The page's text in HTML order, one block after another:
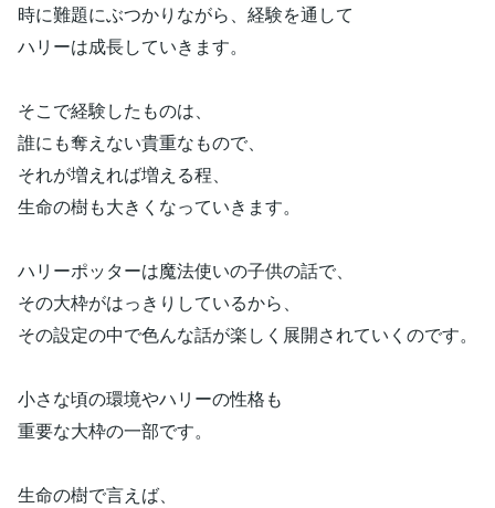
時に難題にぶつかりながら、経験を通して
ハリーは成長していきます。
そこで経験したものは、
誰にも奪えない貴重なもので、
それが増えれば増える程、
生命の樹も大きくなっていきます。
ハリーポッターは魔法使いの子供の話で、
その大枠がはっきりしているから、
その設定の中で色んな話が楽しく展開されていくのです。
小さな頃の環境やハリーの性格も
重要な大枠の一部です。
生命の樹で言えば、